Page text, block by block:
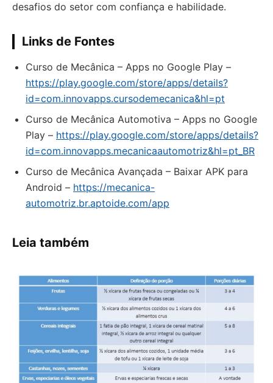
desafios do setor com confiança e habilidade.
Links de Fontes
Curso de Mecânica – Apps no Google Play –
https://play.google.com/store/apps/details?
id=com.innovapps.cursodemecanica&hl=pt
Curso de Mecânica Automotiva – Apps no Google
Play – https://play.google.com/store/apps/details?
id=com.innovapps.mecanicaautomotriz&hl=pt_BR
Curso de Mecânica Avançada – Baixar APK para
Android – https://mecanica-
automotriz.br.aptoide.com/app
Leia também